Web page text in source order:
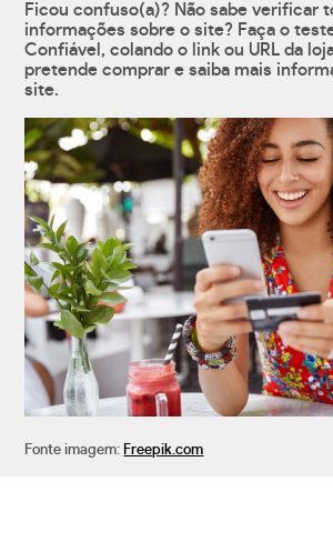
Ficou confuso(a)? Não sabe verificar
informações sobre o site? Faça o
Confiável, colando o link ou URL da
pretende comprar e saiba mais
site.
Fonte imagem: Freepik.com